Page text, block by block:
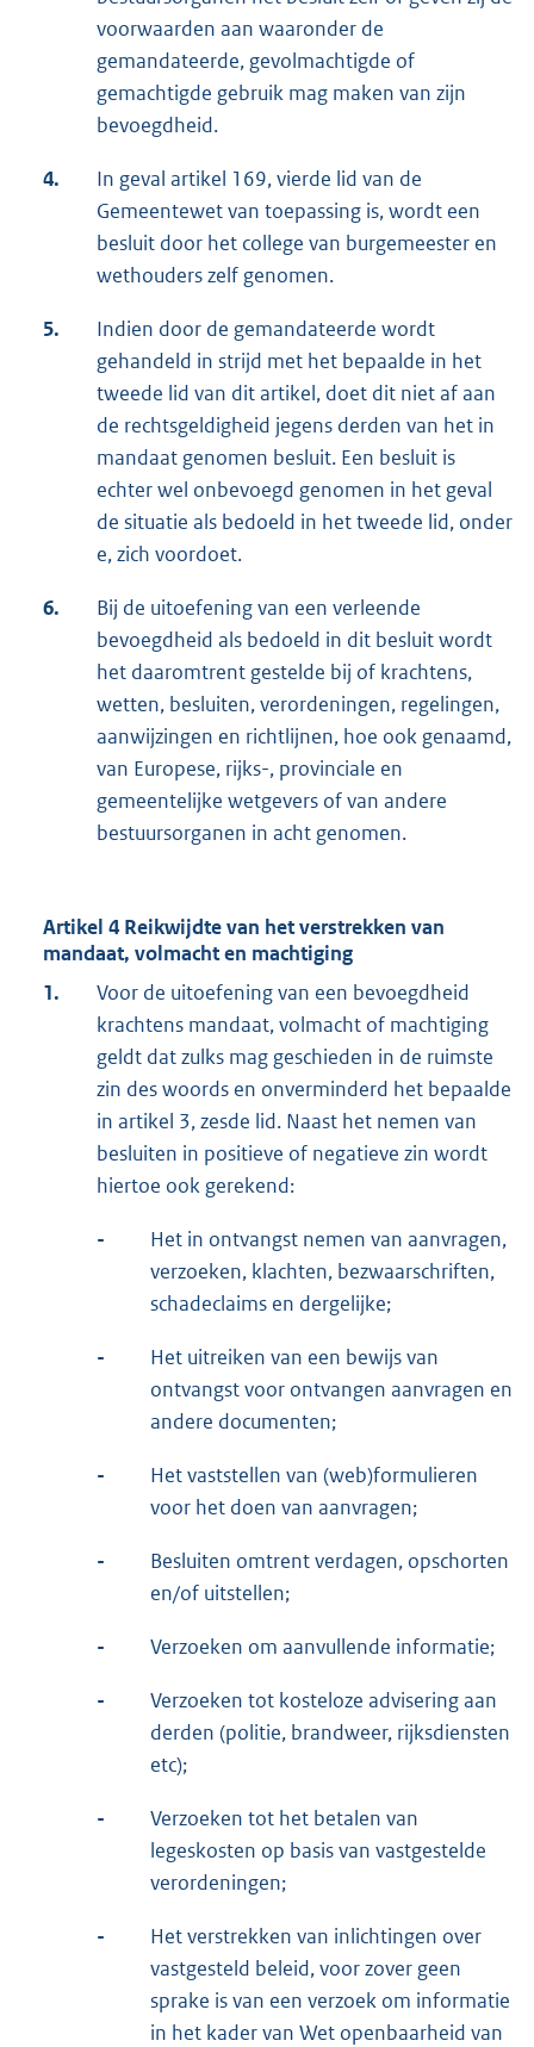
voorwaarden aan waaronder de
gemandateerde, gevolmachtigde of
gemachtigde gebruik mag maken van zijn
bevoegdheid.
4.
In geval artikel 169, vierde lid van de
Gemeentewet van toepassing is, wordt een
besluit door het college van burgemeester en
wethouders zelf genomen.
5.
Indien door de gemandateerde wordt
gehandeld in strijd met het bepaalde in het
tweede lid van dit artikel, doet dit niet af aan
de rechtsgeldigheid jegens derden van het in
mandaat genomen besluit. Een besluit is
echter wel onbevoegd genomen in het geval
de situatie als bedoeld in het tweede lid, onder
e, zich voordoet.
6.
Bij de uitoefening van een verleende
bevoegdheid als bedoeld in dit besluit wordt
het daaromtrent gestelde bij of krachtens,
wetten, besluiten, verordeningen, regelingen,
aanwijzingen en richtlijnen, hoe ook genaamd,
van Europese, rijks-, provinciale en
gemeentelijke wetgevers of van andere
bestuursorganen in acht genomen.
Artikel 4 Reikwijdte van het verstrekken van
mandaat, volmacht en machtiging
1.
Voor de uitoefening van een bevoegdheid
krachtens mandaat, volmacht of machtiging
geldt dat zulks mag geschieden in de ruimste
zin des woords en onverminderd het bepaalde
in artikel 3, zesde lid. Naast het nemen van
besluiten in positieve of negatieve zin wordt
hiertoe ook gerekend:
-
Het in ontvangst nemen van aanvragen,
verzoeken, klachten, bezwaarschriften,
schadeclaims en dergelijke;
-
Het uitreiken van een bewijs van
ontvangst voor ontvangen aanvragen en
andere documenten;
-
Het vaststellen van (web)formulieren
voor het doen van aanvragen;
-
Besluiten omtrent verdagen, opschorten
en/of uitstellen;
- Verzoeken om aanvullende informatie;
-
Verzoeken tot kosteloze advisering aan
derden (politie, brandweer, rijksdiensten
etc);
-
Verzoeken tot het betalen van
legeskosten op basis van vastgestelde
verordeningen;
-
Het verstrekken van inlichtingen over
vastgesteld beleid, voor zover geen
sprake is van een verzoek om informatie
in het kader van Wet openbaarheid van